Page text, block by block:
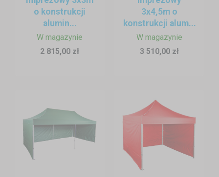
o konstrukcji
alumin...
W magazynie
2 815,00 zł
3x4,5m o
konstrukcji alum...
W magazynie
3 510,00 zł